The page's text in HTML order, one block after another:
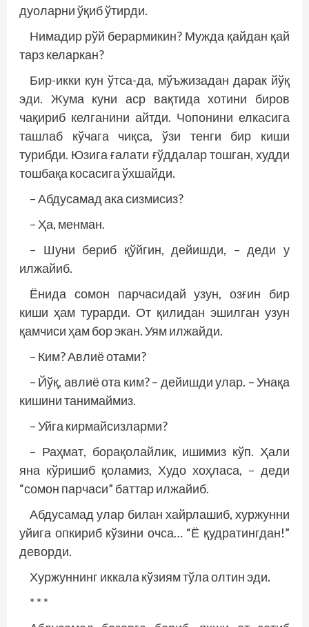
дуоларни ўқиб ўтирди.
Нимадир рўй берармикин? Мужда қайдан қай
тарз келаркан?
Бир-икки кун ўтса-да, мўъжизадан дарак йўқ
эди. Жума куни аср вақтида хотини биров
чақириб келганини айтди. Чопонини елкасига
ташлаб кўчага чиқса, ўзи тенги бир киши
турибди. Юзига ғалати ғўддалар тошган, худди
тошбақа косасига ўхшайди.
– Абдусамад ака сизмисиз?
– Ҳа, менман.
– Шуни бериб қўйгин, дейишди, – деди у
илжайиб.
Ёнида сомон парчасидай узун, озғин бир
киши ҳам турарди. От қилидан эшилган узун
қамчиси ҳам бор экан. Уям илжайди.
– Ким? Авлиё отами?
– Йўқ, авлиё ота ким? – дейишди улар. – Унақа
кишини танимаймиз.
– Уйга кирмайсизларми?
– Раҳмат, борақолайлик, ишимиз кўп. Ҳали
яна кўришиб қоламиз, Худо хоҳласа, – деди
“сомон парчаси” баттар илжайиб.
Абдусамад улар билан хайрлашиб, хуржунни
уйига опкириб кўзини очса… “Ё қудратингдан!”
деворди.
Хуржуннинг иккала кўзиям тўла олтин эди.
* * *